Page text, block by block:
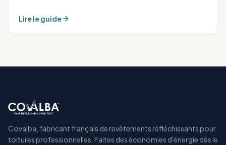
Lire le guide
Covalba, fabricant français de revêtements réfléchissants pour
toitures professionnelles. Faites des économies d'énergie dès le